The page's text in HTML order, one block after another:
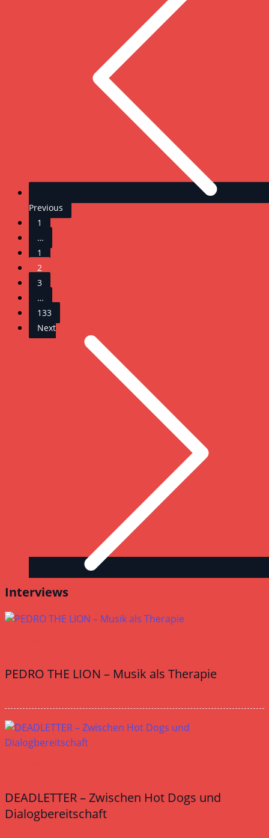
Previous
1
…
1
2
3
…
133
Next
Interviews
PEDRO THE LION – Musik als Therapie
DEADLETTER – Zwischen Hot Dogs und
Dialogbereitschaft